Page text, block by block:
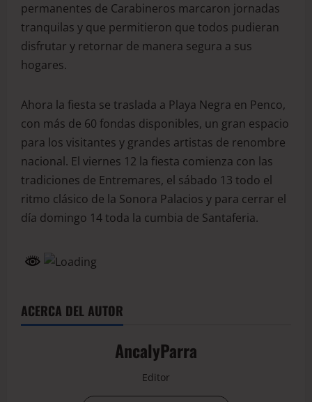
permanentes de Carabineros marcaron jornadas
tranquilas y que permitieron que todos pudieran
disfrutar y retornar de manera segura a sus
hogares.
Ahora la fiesta se traslada a Playa Negra en Penco,
con más de 60 fondas disponibles, un gran espacio
para los visitantes y grandes artistas de renombre
nacional. El viernes 12 la fiesta comienza con las
tradiciones de Entremares, el sábado 13 todo el
ritmo clásico de la Sonora Palacios y para cerrar el
día domingo 14 toda la cumbia de Santaferia.
ACERCA DEL AUTOR
AncalyParra
Editor